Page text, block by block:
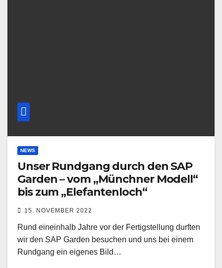
NEWS
Unser Rundgang durch den SAP
Garden – vom „Münchner Modell“
bis zum „Elefantenloch“
15. NOVEMBER 2022
Rund eineinhalb Jahre vor der Fertigstellung durften
wir den SAP Garden besuchen und uns bei einem
Rundgang ein eigenes Bild…